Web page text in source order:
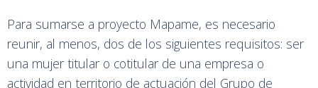
Para sumarse a proyecto Mapame, es necesario
reunir, al menos, dos de los siguientes requisitos: ser
una mujer titular o cotitular de una empresa o
actividad en territorio de actuación del Grupo de